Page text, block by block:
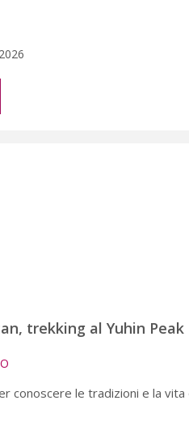
trekking al Yuhin Peak
conoscere le tradizioni e la